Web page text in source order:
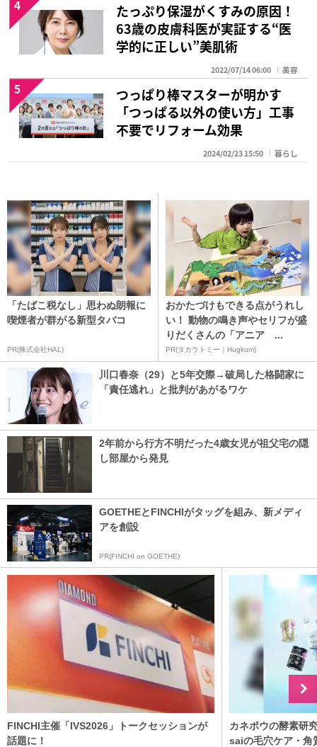
たっぷり保湿がくすみの原因！
63歳の皮膚科医が実証する“医
学的に正しい”美肌術
2022/07/14 06:00 美容
4
つっぱり棒マスターが明かす
「つっぱる以外の使い方」工事
不要でリフォーム効果
2024/02/23 15:50 暮らし
5
「たばこ税なし」思わぬ朗報に
喫煙者が群がる新型タバコ
PR(株式会社HAL)
おかたづけもできる点がうれし
い！ 動物の鳴き声やセリフが盛
りだくさんの「アニア ...
PR(タカラトミー｜Hugkum)
川口春奈（29）と5年交際→破局した格闘家に
「責任逃れ」と批判があがるワケ
2年前から行方不明だった4歳女児が祖父宅の隠
し部屋から発見
GOETHEとFINCHIがタッグを組み、新メディ
アを創設
PR(FINCHI on GOETHE)
FINCHI主催「IVS2026」トークセッションが
話題に！
カネボウの酵素研
saiの毛穴ケア・角